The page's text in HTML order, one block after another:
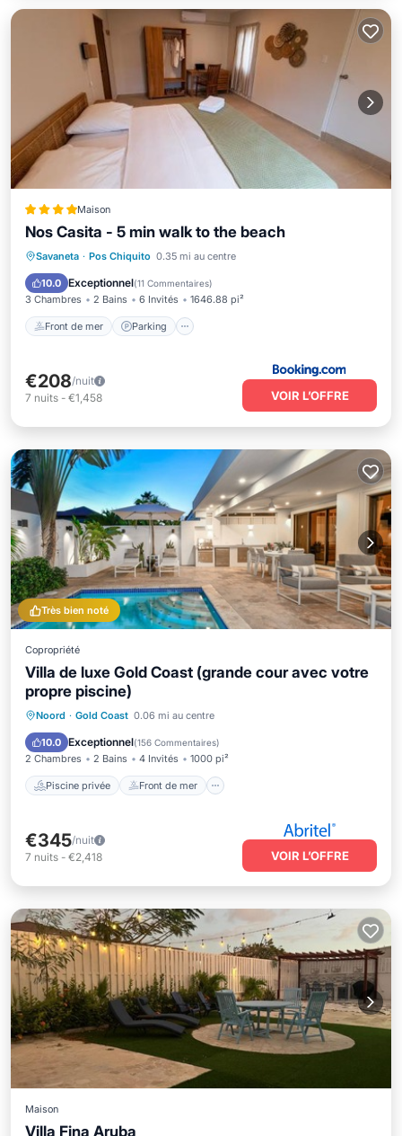
Maison
Nos Casita - 5 min walk to the beach
Savaneta · Pos Chiquito 0.35 mi au centre
10.0 Exceptionnel(11 Commentaires)
3 Chambres 2 Bains 6 Invités 1646.88 pi²
Front de mer Parking
Front de mer
Parking
Vue sur l’océan
Balcon/Terrasse
€208/nuit
7 nuits - €1,458 VOIR L’OFFRE
Très bien noté
Copropriété
Villa de luxe Gold Coast (grande cour avec votre
propre piscine)
Noord · Gold Coast 0.06 mi au centre
10.0 Exceptionnel(156 Commentaires)
2 Chambres 2 Bains 4 Invités 1000 pi²
Piscine privée Front de mer
Piscine privée Front de mer
Piscine
€345/nuit
7 nuits - €2,418 VOIR L’OFFRE
Maison
Villa Fina Aruba